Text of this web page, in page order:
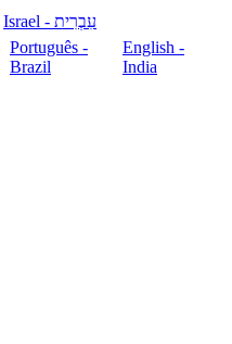
עִבְרִית - Israel
Português -
Brazil
English -
India